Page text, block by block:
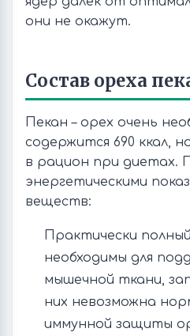
они не окажут.
Состав ореха
Пекан – орех очень
содержится 690 ккал,
в рацион при диетах.
энергетическими
веществ:
Практически
необходимы для
мышечной ткани,
них невозможна
иммунной защиты